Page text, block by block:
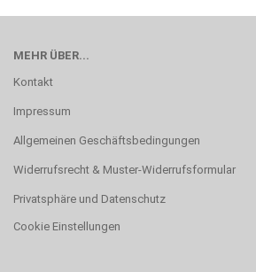
MEHR ÜBER...
Kontakt
Impressum
Allgemeinen Geschäftsbedingungen
Widerrufsrecht & Muster-Widerrufsformular
Privatsphäre und Datenschutz
Cookie Einstellungen